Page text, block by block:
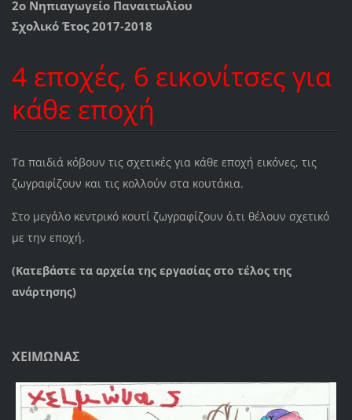
2ο Νηπιαγωγείο Παναιτωλίου
Σχολικό Έτος 2017-2018
4 εποχές, 6 εικονίτσες για
κάθε εποχή
Τα παιδιά κόβουν τις σχετικές για κάθε εποχή εικόνες, τις
ζωγραφίζουν και τις κολλούν στα κουτάκια.
Στο μεγάλο κεντρικό κουτί ζωγραφίζουν ό,τι θέλουν σχετικό
με την εποχή.
(Κατεβάστε τα αρχεία της εργασίας στο τέλος της
ανάρτησης)
ΧΕΙΜΩΝΑΣ